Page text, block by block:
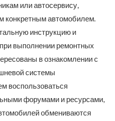
или автосервису,
конкретным автомобилем.
инструкцию и
выполнении ремонтных
в ознакомлении с
системы
воспользоваться
форумами и ресурсами,
обмениваются